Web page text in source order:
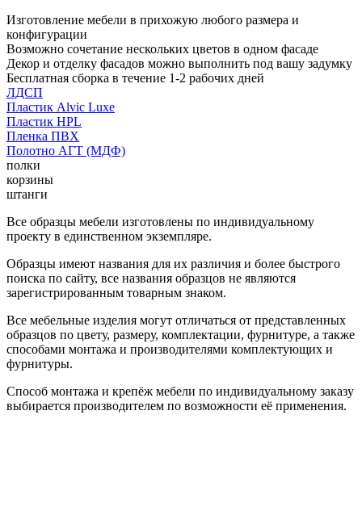
Изготовление мебели в прихожую любого размера и
конфигурации
Возможно сочетание нескольких цветов в одном фасаде
Декор и отделку фасадов можно выполнить под вашу задумку
Бесплатная сборка в течение 1-2 рабочих дней
ЛДСП
Пластик Alvic Luxe
Пластик HPL
Пленка ПВХ
Полотно АГТ (МДФ)
полки
корзины
штанги
Все образцы мебели изготовлены по индивидуальному
проекту в единственном экземпляре.
Образцы имеют названия для их различия и более быстрого
поиска по сайту, все названия образцов не являются
зарегистрированным товарным знаком.
Все мебельные изделия могут отличаться от представленных
образцов по цвету, размеру, комплектации, фурнитуре, а также
способами монтажа и производителями комплектующих и
фурнитуры.
Способ монтажа и крепёж мебели по индивидуальному заказу
выбирается производителем по возможности её применения.